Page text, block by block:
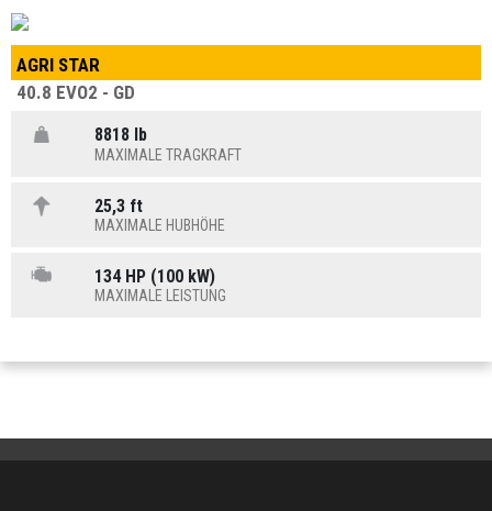
AGRI STAR
40.8 EVO2 - GD
8818 lb
MAXIMALE TRAGKRAFT
25,3 ft
MAXIMALE HUBHÖHE
134 HP (100 kW)
MAXIMALE LEISTUNG